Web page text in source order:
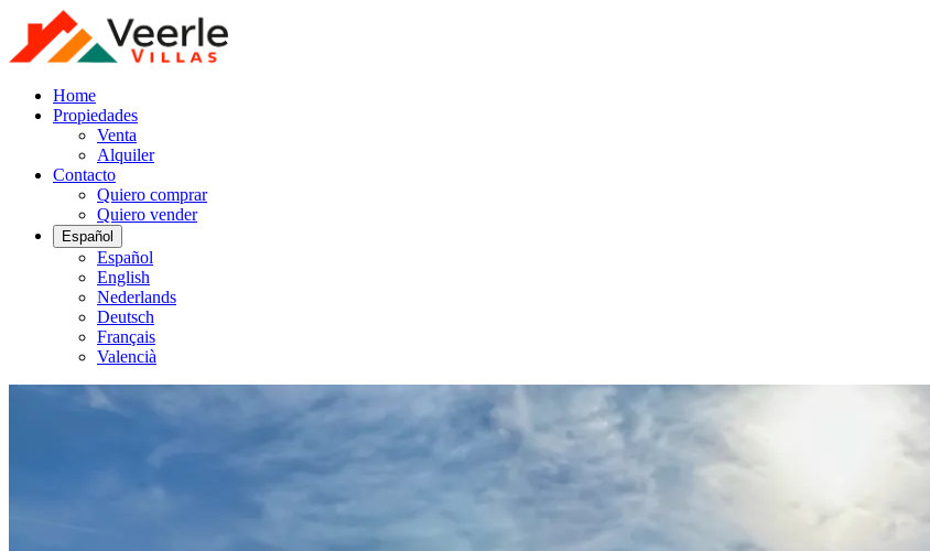
Home
Propiedades
Venta
Alquiler
Contacto
Quiero comprar
Quiero vender
Español
Español
English
Nederlands
Deutsch
Français
Valencià